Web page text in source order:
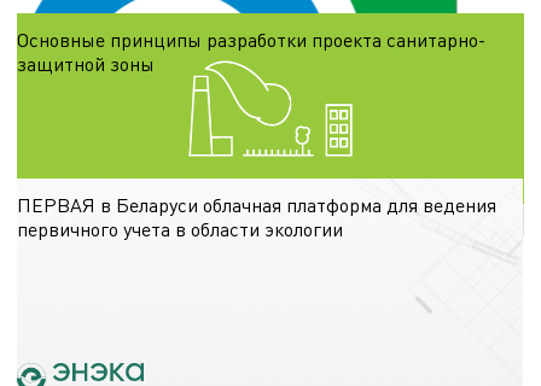
Основные принципы разработки проекта санитарно-
защитной зоны
Под понятием «санитарно-защитная зона» имеется в виду территория с
особым режимом использования, размер которой обеспечивает достаточный
уровень безопасности здоровья населения от вредного воздействия
ПЕРВАЯ в Беларуси облачная платформа для ведения
первичного учета в области экологии